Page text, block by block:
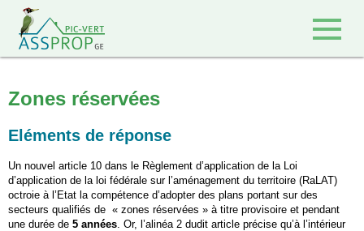
Zones réservées
Eléments de réponse
Un nouvel article 10 dans le Règlement d’application de la Loi
d’application de la loi fédérale sur l’aménagement du territoire (RaLAT)
octroie à l’Etat la compétence d’adopter des plans portant sur des
secteurs qualifiés de « zones réservées » à titre provisoire et pendant
une durée de 5 années. Or, l’alinéa 2 dudit article précise qu’à l’intérieur